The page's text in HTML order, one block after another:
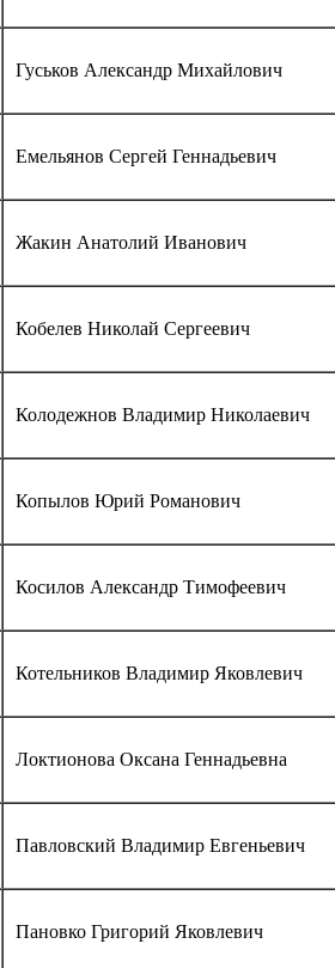
Гуськов Александр Михайлович
Емельянов Сергей Геннадьевич
Жакин Анатолий Иванович
Кобелев Николай Сергеевич
Колодежнов Владимир Николаевич
Копылов Юрий Романович
Косилов Александр Тимофеевич
Котельников Владимир Яковлевич
Локтионова Оксана Геннадьевна
Павловский Владимир Евгеньевич
Пановко Григорий Яковлевич